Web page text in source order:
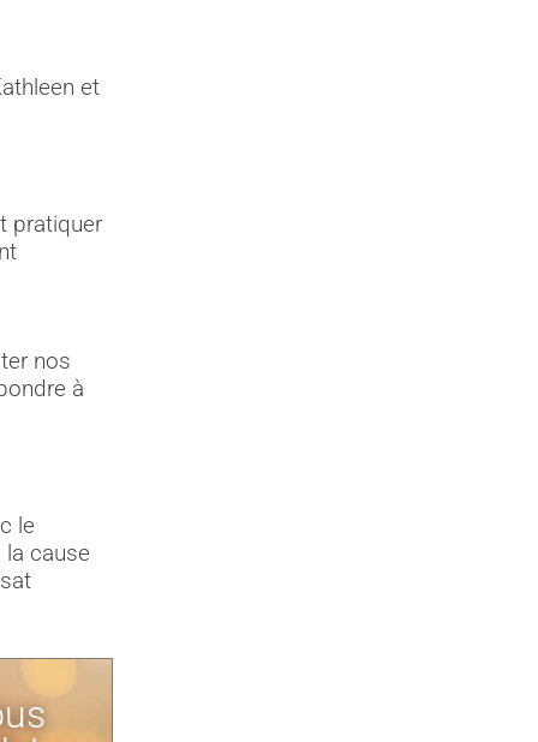
et
pratiquer
nos
à
le
cause